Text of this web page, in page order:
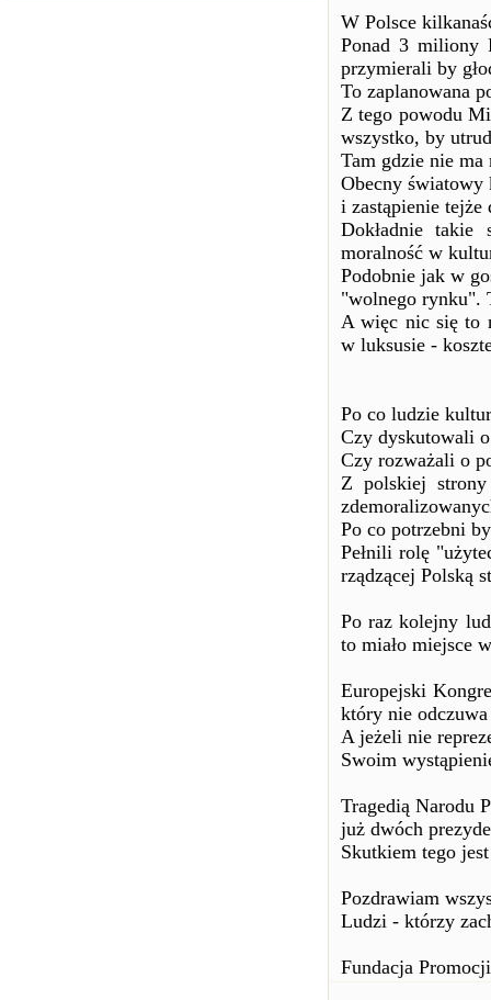
W Polsce
Ponad 3 miliony
przymierali by
To zaplanowana
Z tego powodu
wszystko, by
Tam gdzie nie
Obecny światowy
i zastąpienie
Dokładnie takie
moralność w
Podobnie jak w
"wolnego rynku".
A więc nic się to
w luksusie -
Po co ludzie
Czy dyskutowali
Czy rozważali o
Z polskiej strony
Po co potrzebni
Pełnili rolę
rządzącej Polską
Po raz kolejny
to miało miejsce
Europejski
który nie odczuwa
A jeżeli nie
Swoim
Tragedią Narodu
już dwóch
Skutkiem tego
Pozdrawiam
Ludzi - którzy
Fundacja